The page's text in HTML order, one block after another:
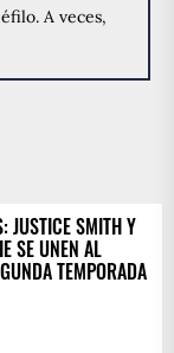
A veces,
JUSTICE SMITH Y
SE UNEN AL
TEMPORADA